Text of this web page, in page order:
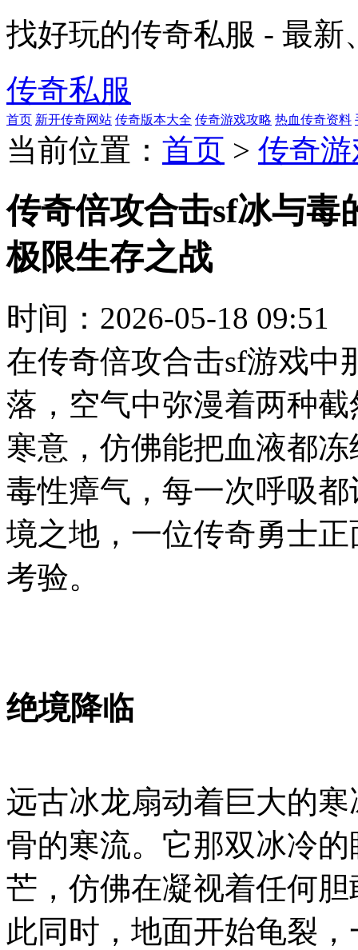
找好玩的传奇私服 - 最
传奇私服
首页 新开传奇网站 传奇版本大全 传奇游戏攻略 热血传奇资料
当前位置： 首页 > 传奇
传奇倍攻合击sf冰与毒
极限生存之战
时间： 2026-05-18 09:51
在传奇倍攻合击sf游戏中
落，空气中弥漫着两种
寒意，仿佛能把血液都
毒性瘴气，每一次呼吸
境之地，一位传奇勇士
考验。
绝境降临
远古冰龙扇动着巨大的
骨的寒流。它那双冰冷
芒，仿佛在凝视着任何
此同时，地面开始龟裂